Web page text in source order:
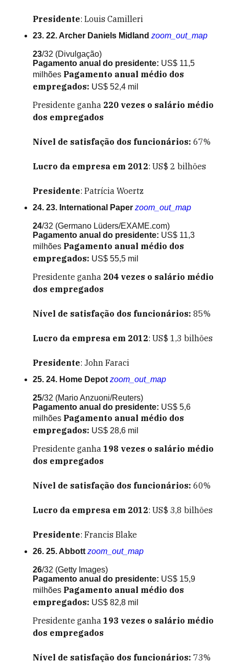
Presidente: Louis Camilleri
23. 22. Archer Daniels Midland zoom_out_map
23/32 (Divulgação)
Pagamento anual do presidente: US$ 11,5
milhões Pagamento anual médio dos
empregados: US$ 52,4 mil
Presidente ganha 220 vezes o salário médio
dos empregados
Nível de satisfação dos funcionários: 67%
Lucro da empresa em 2012: US$ 2 bilhões
Presidente: Patrícia Woertz
24. 23. International Paper zoom_out_map
24/32 (Germano Lüders/EXAME.com)
Pagamento anual do presidente: US$ 11,3
milhões Pagamento anual médio dos
empregados: US$ 55,5 mil
Presidente ganha 204 vezes o salário médio
dos empregados
Nível de satisfação dos funcionários: 85%
Lucro da empresa em 2012: US$ 1,3 bilhões
Presidente: John Faraci
25. 24. Home Depot zoom_out_map
25/32 (Mario Anzuoni/Reuters)
Pagamento anual do presidente: US$ 5,6
milhões Pagamento anual médio dos
empregados: US$ 28,6 mil
Presidente ganha 198 vezes o salário médio
dos empregados
Nível de satisfação dos funcionários: 60%
Lucro da empresa em 2012: US$ 3,8 bilhões
Presidente: Francis Blake
26. 25. Abbott zoom_out_map
26/32 (Getty Images)
Pagamento anual do presidente: US$ 15,9
milhões Pagamento anual médio dos
empregados: US$ 82,8 mil
Presidente ganha 193 vezes o salário médio
dos empregados
Nível de satisfação dos funcionários: 73%